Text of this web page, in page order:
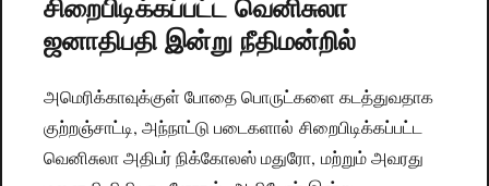
ஜனாதிபதி இன்று நீதிமன்றில்
அமெரிக்காவுக்குள் போதை பொருட்களை கடத்துவதாக
குற்றஞ்சாட்டி, அந்நாட்டு படைகளால் சிறைபிடிக்கப்பட்ட
வெனிசுலா அதிபர் நிக்கோலஸ் மதுரோ, மற்றும் அவரது